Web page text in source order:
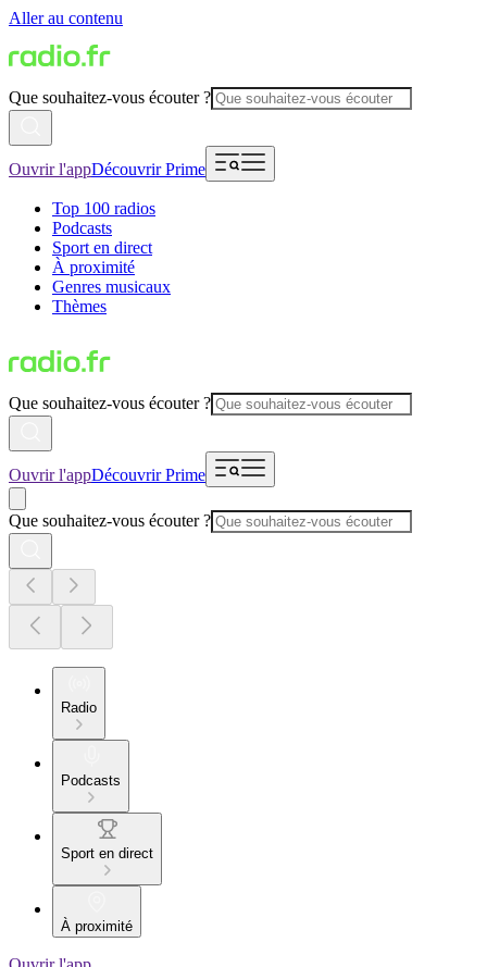
Aller au contenu
Que souhaitez-vous écouter ?
Ouvrir l'appDécouvrir Prime
Top 100 radios
Podcasts
Sport en direct
À proximité
Genres musicaux
Thèmes
Que souhaitez-vous écouter ?
Ouvrir l'appDécouvrir Prime
Que souhaitez-vous écouter ?
Radio
Podcasts
Sport en direct
À proximité